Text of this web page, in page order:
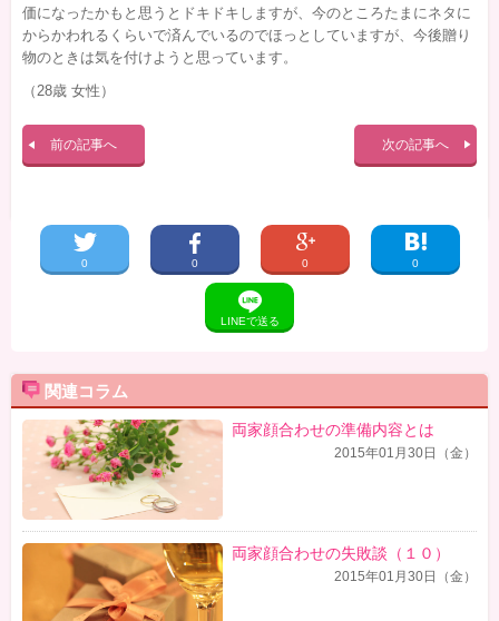
価になったかもと思うとドキドキしますが、今のところたまにネタに
からかわれるくらいで済んでいるのでほっとしていますが、今後贈り
物のときは気を付けようと思っています。
（28歳 女性）
前の記事へ 次の記事へ
0 0 0 0
LINEで送る
関連コラム
両家顔合わせの準備内容とは
2015年01月30日（金）
両家顔合わせの失敗談（１０）
2015年01月30日（金）